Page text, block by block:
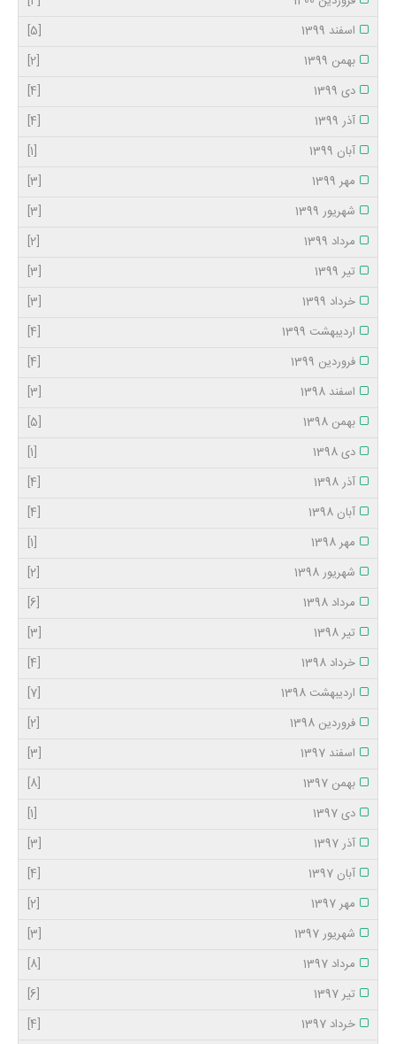
اسفند 1399
[5]
بهمن 1399
[2]
دی 1399
[4]
آذر 1399
[4]
آبان 1399
[1]
مهر 1399
[3]
شهریور 1399
[3]
مرداد 1399
[2]
تیر 1399
[3]
خرداد 1399
[3]
اردیبهشت 1399
[4]
فروردین 1399
[4]
اسفند 1398
[3]
بهمن 1398
[5]
دی 1398
[1]
آذر 1398
[4]
آبان 1398
[4]
مهر 1398
[1]
شهریور 1398
[2]
مرداد 1398
[6]
تیر 1398
[3]
خرداد 1398
[4]
اردیبهشت 1398
[7]
فروردین 1398
[2]
اسفند 1397
[3]
بهمن 1397
[8]
دی 1397
[1]
آذر 1397
[3]
آبان 1397
[4]
مهر 1397
[2]
شهریور 1397
[3]
مرداد 1397
[8]
تیر 1397
[6]
خرداد 1397
[4]